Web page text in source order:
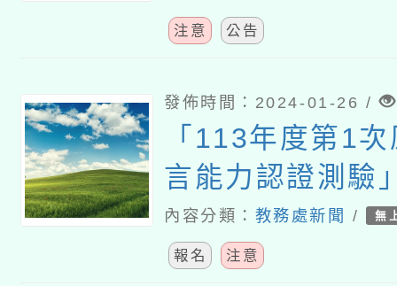
注意 公告
發佈時間：2024-01-26 /
「113年度第1
言能力認證測驗
名事宜詳如說明
內容分類： 教務處新聞 / 無
報名 注意